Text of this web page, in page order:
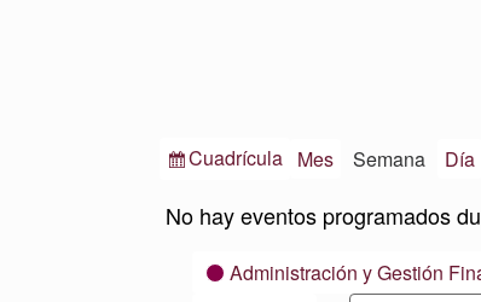
Ver
Cuadrícula Mes Semana Día
No hay eventos programados
CategoríasAdministración y Gestión